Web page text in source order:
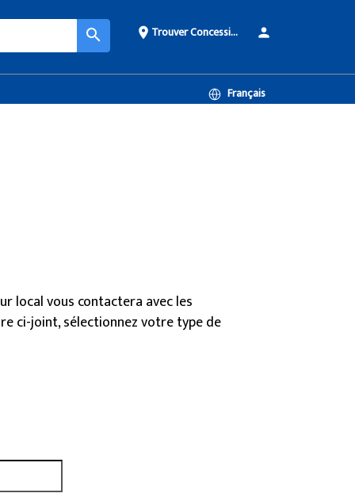
search place Trouver Concessionnaireperson
Français
local vous contactera avec les
ci-joint, sélectionnez votre type de